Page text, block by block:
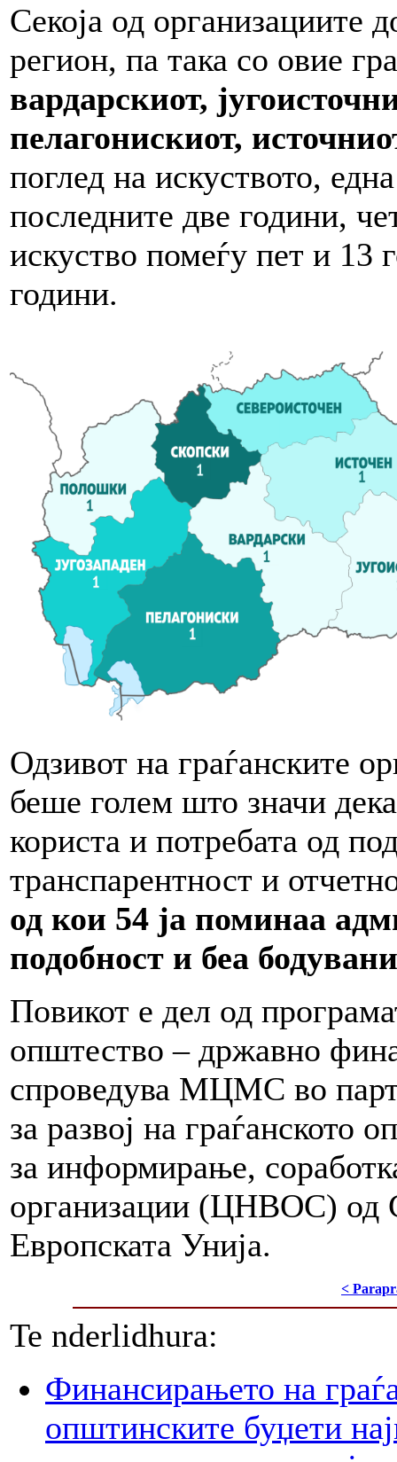
Секоја од организациите
регион, па така со овие
вардарскиот,
пелагонискиот,
поглед на искуството,
последните две години,
искуство помеѓу пет и 13
години.
Одзивот на граѓанските
беше голем што значи
користа и потребата од
транспарентност и
од кои 54 ја поминаа
подобност и беа
Повикот е дел од
општество – државно
спроведува МЦМС во
за развој на
за информирање,
организации (ЦНВОС) од
Европската Унијa.
<
Te nderlidhura:
Финансирањето на
општинските буџети